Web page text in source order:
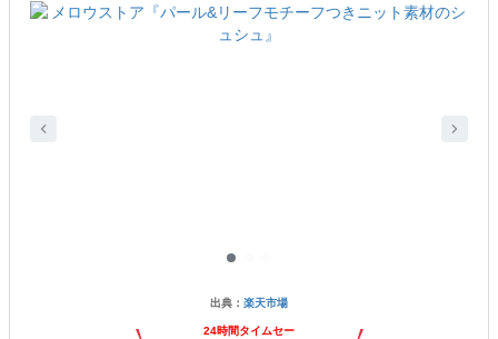
出典： 楽天市場
24時間タイムセー